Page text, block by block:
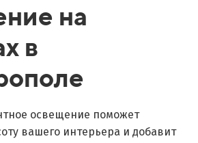
на
в
освещение поможет
вашего интерьера и добавит